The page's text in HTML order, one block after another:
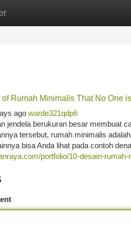
Site Listings
of Rumah Minimalis That No One
ago warde321qdp6
jendela berukuran besar membuat
tersebut, rumah minimalis
bisa Anda lihat pada contoh
portfolio/10-desain-